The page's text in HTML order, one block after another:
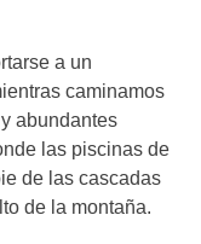
a un
caminamos
abundantes
las piscinas de
de las cascadas
de la montaña.